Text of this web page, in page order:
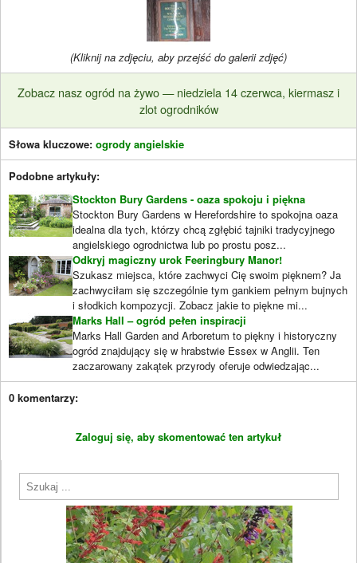
(Kliknij na zdjęciu, aby przejść do galerii zdjęć)
Zobacz nasz ogród na żywo — niedziela 14 czerwca, kiermasz i
zlot ogrodników
Słowa kluczowe: ogrody angielskie
Podobne artykuły:
Stockton Bury Gardens - oaza spokoju i piękna
Stockton Bury Gardens w Herefordshire to spokojna oaza
idealna dla tych, którzy chcą zgłębić tajniki tradycyjnego
angielskiego ogrodnictwa lub po prostu posz...
Odkryj magiczny urok Feeringbury Manor!
Szukasz miejsca, które zachwyci Cię swoim pięknem? Ja
zachwyciłam się szczególnie tym gankiem pełnym bujnych
i słodkich kompozycji. Zobacz jakie to piękne mi...
Marks Hall – ogród pełen inspiracji
Marks Hall Garden and Arboretum to piękny i historyczny
ogród znajdujący się w hrabstwie Essex w Anglii. Ten
zaczarowany zakątek przyrody oferuje odwiedzając...
0 komentarzy:
Zaloguj się, aby skomentować ten artykuł